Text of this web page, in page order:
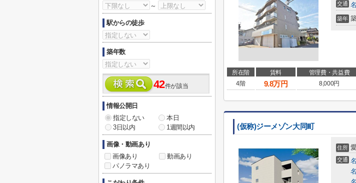
交通
築年
所在階 賃料 管理費・共益費
4階
9.8万円 8,000円
(仮称)ジーメゾン大同町
住所
交通
～
駅からの徒歩
築年数
42件が該当
情報公開日
指定しない
本日
3日以内
1週間以内
画像・動画あり
画像あり
動画あり
パノラマあり